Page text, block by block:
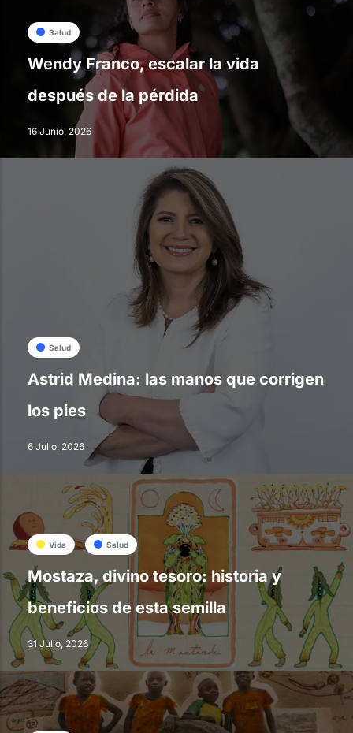
Salud
Wendy Franco, escalar la vida
después de la pérdida
16 Junio, 2026
Salud
Astrid Medina: las manos que corrigen
los pies
6 Julio, 2026
Vida Salud
Mostaza, divino tesoro: historia y
beneficios de esta semilla
31 Julio, 2026